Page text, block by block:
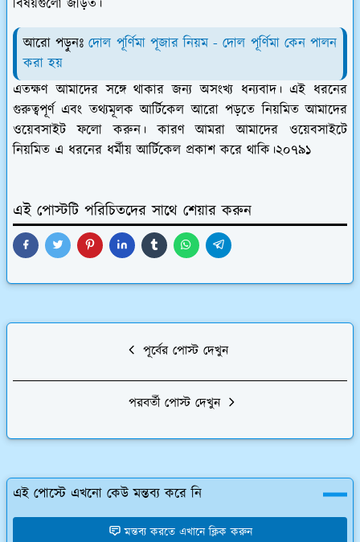
বিষয়গুলো জড়িত।
আরো পড়ুনঃদোল পূর্ণিমা পূজার নিয়ম - দোল পূর্ণিমা কেন পালন
করা হয়
এতক্ষণ আমাদের সঙ্গে থাকার জন্য অসংখ্য ধন্যবাদ। এই ধরনের
গুরুত্বপূর্ণ এবং তথ্যমূলক আর্টিকেল আরো পড়তে নিয়মিত আমাদের
ওয়েবসাইট ফলো করুন। কারণ আমরা আমাদের ওয়েবসাইটে
নিয়মিত এ ধরনের ধর্মীয় আর্টিকেল প্রকাশ করে থাকি।২০৭৯১
এই পোস্টটি পরিচিতদের সাথে শেয়ার করুন
পূর্বের পোস্ট দেখুন
পরবর্তী পোস্ট দেখুন
এই পোস্টে এখনো কেউ মন্তব্য করে নি
মন্তব্য করতে এখানে ক্লিক করুন